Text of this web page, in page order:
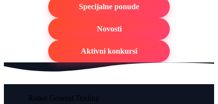
Specijalne ponude
Novosti
Aktivni konkursi
Robot General Trading